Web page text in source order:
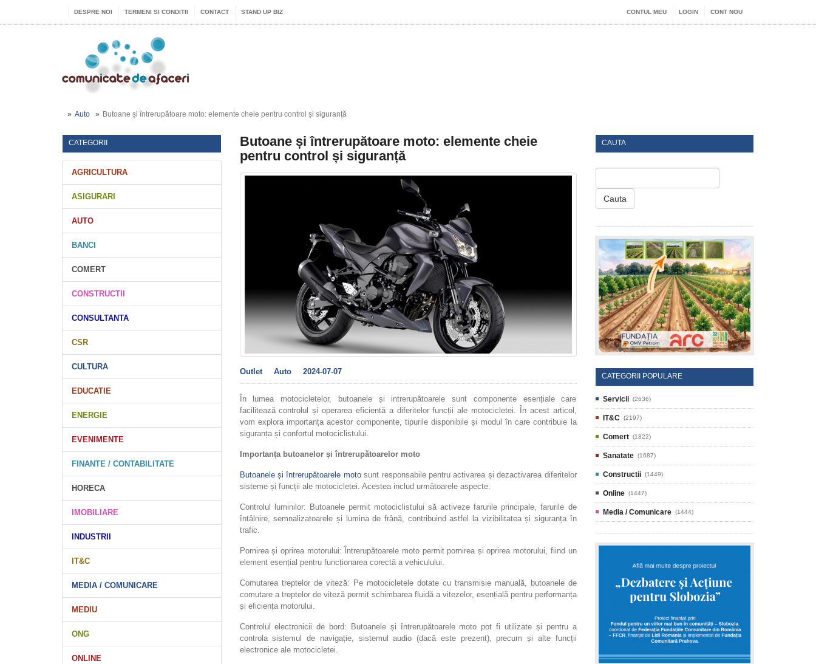
DESPRE NOI TERMENI SI CONDITII CONTACT STAND UP BIZ CONTUL MEU LOGIN CONT NOU
Auto Butoane și întrerupătoare moto: elemente cheie pentru control și siguranță
CATEGORII
AGRICULTURA
ASIGURARI
AUTO
BANCI
COMERT
CONSTRUCTII
CONSULTANTA
CSR
CULTURA
EDUCATIE
ENERGIE
EVENIMENTE
FINANTE / CONTABILITATE
HORECA
IMOBILIARE
INDUSTRII
IT&C
MEDIA / COMUNICARE
MEDIU
ONG
ONLINE
Butoane și întrerupătoare moto: elemente cheie
pentru control și siguranță
Outlet Auto 2024-07-07
În lumea motocicletelor, butoanele și intrerupătoarele sunt componente esențiale care
facilitează controlul și operarea eficientă a diferitelor funcții ale motocicletei. În acest articol,
vom explora importanța acestor componente, tipurile disponibile și modul în care contribuie la
siguranța și confortul motociclistului.
Importanța butoanelor și întrerupătoarelor moto
Butoanele și întrerupătoarele motosunt responsabile pentru activarea și dezactivarea diferitelor
sisteme și funcții ale motocicletei. Acestea includ următoarele aspecte:
Controlul luminilor: Butoanele permit motociclistului să activeze farurile principale, farurile de
întâlnire, semnalizatoarele și lumina de frână, contribuind astfel la vizibilitatea și siguranța în
trafic.
Pornirea și oprirea motorului: Întrerupătoarele moto permit pornirea și oprirea motorului, fiind un
element esențial pentru funcționarea corectă a vehiculului.
Comutarea treptelor de viteză: Pe motocicletele dotate cu transmisie manuală, butoanele de
comutare a treptelor de viteză permit schimbarea fluidă a vitezelor, esențială pentru performanța
și eficiența motorului.
Controlul electronicii de bord: Butoanele și întrerupătoarele moto pot fi utilizate și pentru a
controla sistemul de navigație, sistemul audio (dacă este prezent), precum și alte funcții
electronice ale motocicletei.
CAUTA
Cauta
CATEGORII POPULARE
Servicii (2636)
IT&C (2197)
Comert (1822)
Sanatate (1687)
Constructii (1449)
Online (1447)
Media / Comunicare (1444)